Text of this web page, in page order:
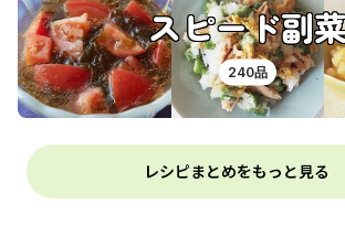
スピード副
240品
レシピまとめをもっと見る